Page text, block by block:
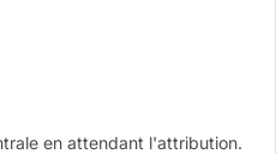
en attendant l'attribution.